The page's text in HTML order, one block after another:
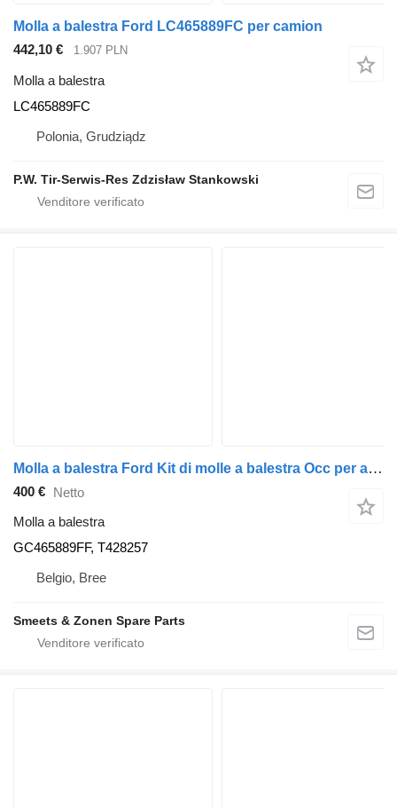
Molla a balestra Ford LC465889FC per camion
442,10 €
1.907 PLN
Molla a balestra
LC465889FC
Polonia, Grudziądz
P.W. Tir-Serwis-Res Zdzisław Stankowski
Molla a balestra Ford Kit di molle a balestra Occ per assale posteriore destro GC465889FF per camion
400 € Netto
Molla a balestra
GC465889FF, T428257
Belgio, Bree
Smeets & Zonen Spare Parts